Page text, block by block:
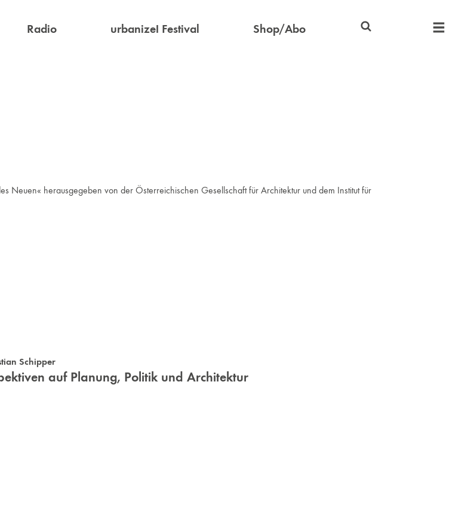
Radio urbanize! Festival Shop/Abo
Neuen« herausgegeben von der Österreichischen Gesellschaft für Architektur und dem Institut für
Schipper
auf Planung, Politik und Architektur